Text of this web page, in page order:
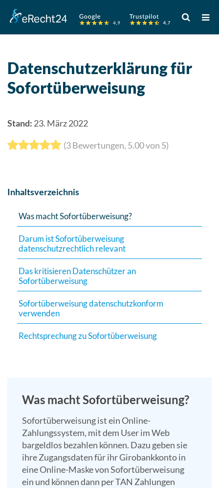
Verwende
die
Pfeile
oben
und
gelangen.
Datenschutzerklärung für
Sofortüberweisung
Stand: 23. März 2022
(3Bewertungen, 5.00von 5)
Inhaltsverzeichnis
Was macht Sofortüberweisung?
Darum ist Sofortüberweisung
datenschutzrechtlich relevant
Das kritisieren Datenschützer an
Sofortüberweisung
Sofortüberweisung datenschutzkonform
verwenden
Rechtsprechung zu Sofortüberweisung
Was macht Sofortüberweisung?
Sofortüberweisung ist ein Online-
Zahlungssystem, mit dem User im Web
bargeldlos bezahlen können. Dazu geben sie
ihre Zugangsdaten für ihr Girobankkonto in
eine Online-Maske von Sofortüberweisung
ein und können dann per TAN Zahlungen